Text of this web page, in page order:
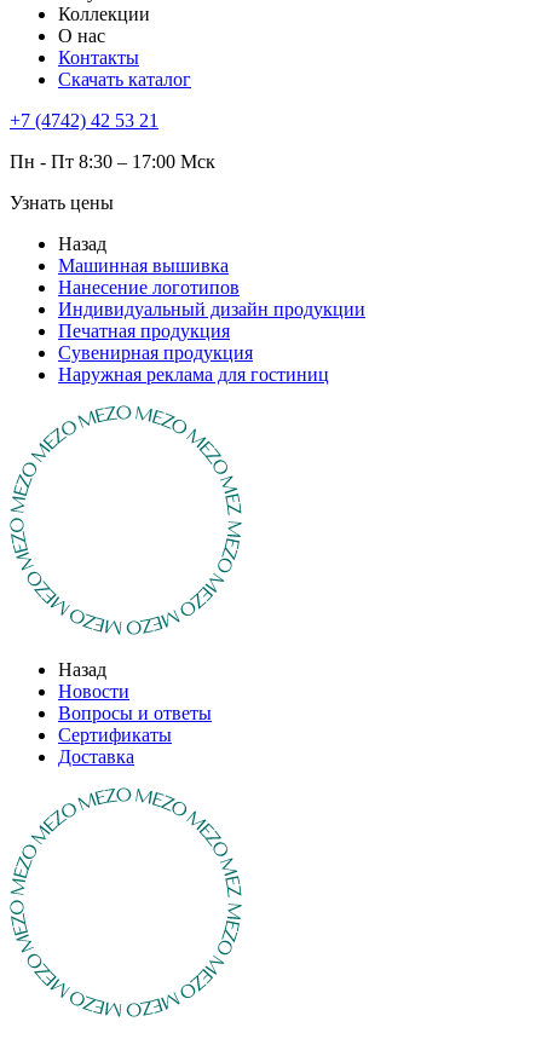
Коллекции
О нас
Контакты
Скачать каталог
+7 (4742) 42 53 21
Пн - Пт 8:30 – 17:00 Мск
Узнать цены
Назад
Машинная вышивка
Нанесение логотипов
Индивидуальный дизайн продукции
Печатная продукция
Сувенирная продукция
Наружная реклама для гостиниц
Назад
Новости
Вопросы и ответы
Сертификаты
Доставка